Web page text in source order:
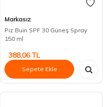
Markasız
Piz Buin SPF 30 Güneş Spray
150 ml
388,06TL
Sepete Ekle